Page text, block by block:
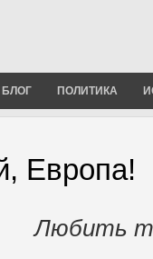
ПОЛИТИКА
Европа!
Любить